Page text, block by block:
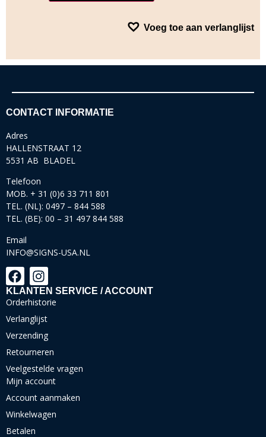
Voeg toe aan verlanglijst
CONTACT INFORMATIE
Adres
HALLENSTRAAT 12
5531 AB BLADEL
Telefoon
MOB. + 31 (0)6 33 711 801
TEL. (NL): 0497 – 844 588
TEL. (BE): 00 – 31 497 844 588
Email
INFO@SIGNS-USA.NL
KLANTEN SERVICE / ACCOUNT
Orderhistorie
Verlanglijst
Verzending
Retourneren
Veelgestelde vragen
Mijn account
Account aanmaken
Winkelwagen
Betalen